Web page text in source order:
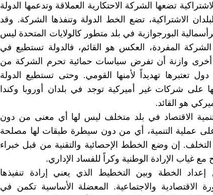
تضعها الشركة الاحتكارية العملاقة وتدعمها الدولة
الاشتراكية، تضع الخط الدولة وتنفذها الشركة. وقد
البورجوازية في بلد متطور كالولايات المتحدة ليس
الشركة المفردة، العكس هو القائم، فالدولة تستطيع في
وازنة أن تفرض سياسات حمائية تحرم الشركة من
تعتبرها تهديداً لأمنها القومي. وحتى تستطيع الدولة
على شركات غير أميركية توجد في بلدان أوروبا وكندا
هو القائد.
الاقتصاد في بلد متخلف ليس لها أي معنى من دون
عملية التنمية، أي من دون سيطرة طبقات لها مصلحة
إن وضع الخطط الإحصائية والتقنية من قبل خبراء
مع غياب الإرادة الوطنية وكراً للفساد الإداري.
الخطة وبين التخطيط الذي يعني إرادة تنفيذها
الاقتصادية والاجتماعية. المعضلة الأساسية تكمن في